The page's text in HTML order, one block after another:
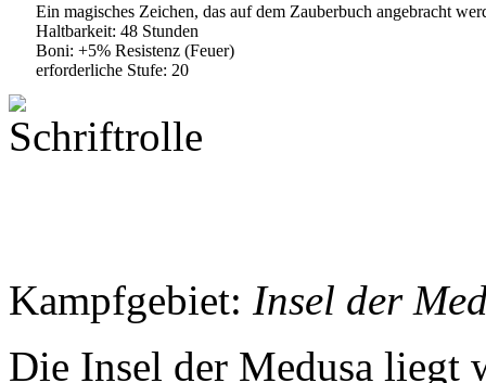
Ein magisches Zeichen, das auf dem Zauberbuch angebracht
Haltbarkeit: 48 Stunden
Boni: +5% Resistenz (Feuer)
erforderliche Stufe: 20
Kampfgebiet: Insel der
Die Insel der Medusa liegt